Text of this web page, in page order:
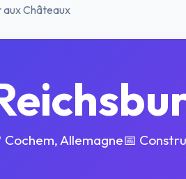
Châteaux
Cochem, Allemagne📅